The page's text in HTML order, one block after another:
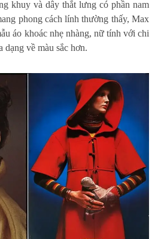
khuy và dây thắt lưng có phần nam
phong cách lính thường thấy, Max
áo khoác nhẹ nhàng, nữ tính với chi
dạng về màu sắc hơn.